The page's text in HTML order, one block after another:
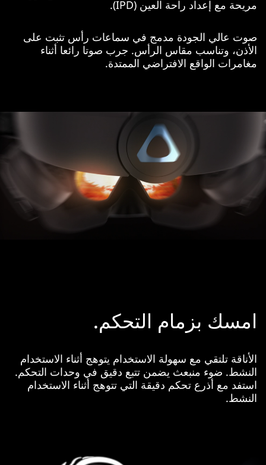
مريحة مع إعداد راحة العين (IPD).
صوت عالي الجودة مدمج في سماعات رأس تثبت على
الأذن، وتناسب مقاس الرأس. جرب صوتا رائعا أثناء
مغامرات الواقع الافتراضي الممتدة.
امسك بزمام التحكم.
الأناقة تلتقي مع سهولة الاستخدام يتوهج أثناء الاستخدام
النشط. ضوء منبعث يضمن تتبع دقيق في وحدات التحكم.
استفد مع أذرع تحكم دقيقة التي تتوهج أثناء الاستخدام
النشط.